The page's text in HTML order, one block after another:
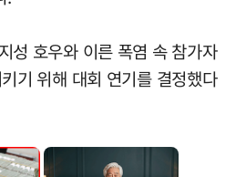
성 호우와 이른 폭염 속 참가자
기 위해 대회 연기를 결정했다